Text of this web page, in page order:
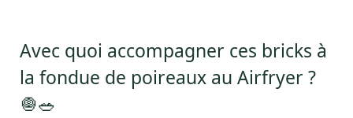
Avec quoi accompagner ces bricks à
la fondue de poireaux au Airfryer ?
🧅🥗